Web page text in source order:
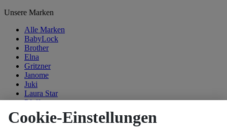
Unsere Marken
Alle Marken
BabyLock
Brother
Elna
Gritzner
Janome
Juki
Laura Star
Pfaff
Singer
Cookie-Einstellungen